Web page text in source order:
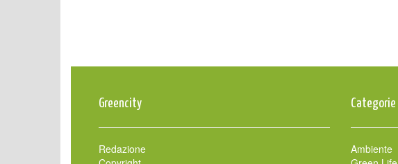
Greencity
Redazione
Categorie
Ambiente